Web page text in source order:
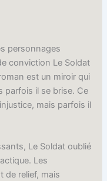
personnages
conviction Le Soldat
est un miroir qui
parfois il se brise. Ce
mais parfois il
Le Soldat oublié
Les
de relief, mais